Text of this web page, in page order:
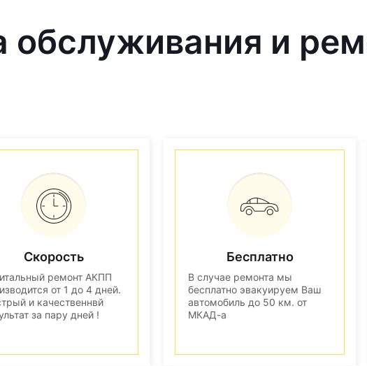
и
Скорость
ремонт АКПП
от 1 до 4 дней.
и качественнвй
за пару дней !
Бесплатно
В случае ремонта мы
бесплатно эвакуируем Ваш
автомобиль до 50 км. от
МКАД-а